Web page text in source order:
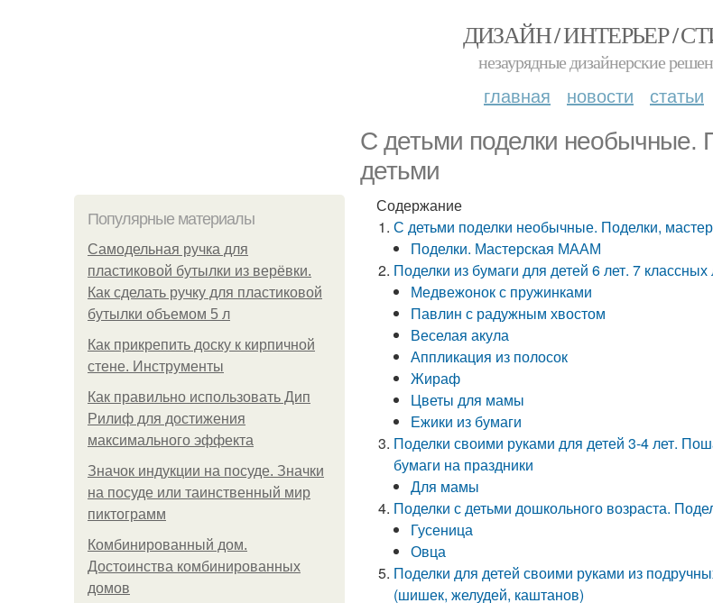
ДИЗАЙН / ИНТЕРЬЕР /
незаурядные дизайнерские
главная новости статьи
С детьми поделки необычные.
детьми
Популярные материалы
Самодельная ручка для
пластиковой бутылки из верёвки.
Как сделать ручку для пластиковой
бутылки объемом 5 л
Как прикрепить доску к кирпичной
стене. Инструменты
Как правильно использовать Дип
Рилиф для достижения
максимального эффекта
Значок индукции на посуде. Значки
на посуде или таинственный мир
пиктограмм
Комбинированный дом.
Достоинства комбинированных
домов
Содержание
С детьми поделки необычные. Поделки,
Поделки. Мастерская МААМ
Поделки из бумаги для детей 6 лет. 7
Медвежонок с пружинками
Павлин с радужным хвостом
Веселая акула
Аппликация из полосок
Жираф
Цветы для мамы
Ежики из бумаги
Поделки своими руками для детей 3-4 лет.
бумаги на праздники
Для мамы
Поделки с детьми дошкольного возраста.
Гусеница
Овца
Поделки для детей своими руками из
(шишек, желудей, каштанов)